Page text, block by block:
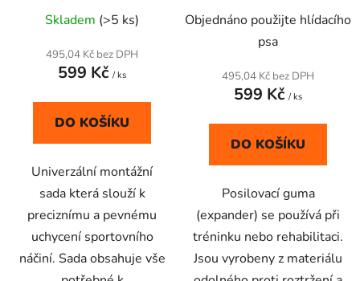
určeno pro plné
materiályhodnocení
produktu
je
z
Skladem (>5 ks)
495,04 Kč bez DPH
599 Kč / ks
DO KOŠÍKU
Univerzální montážní
sada která slouží k
preciznímu a pevnému
uchycení sportovního
náčiní. Sada obsahuje vše
Objednáno použijte hlídacího
psa
495,04 Kč bez DPH
599 Kč / ks
DO KOŠÍKU
Posilovací guma
(expander) se používá při
tréninku nebo rehabilitaci.
Jsou vyrobeny z materiálu